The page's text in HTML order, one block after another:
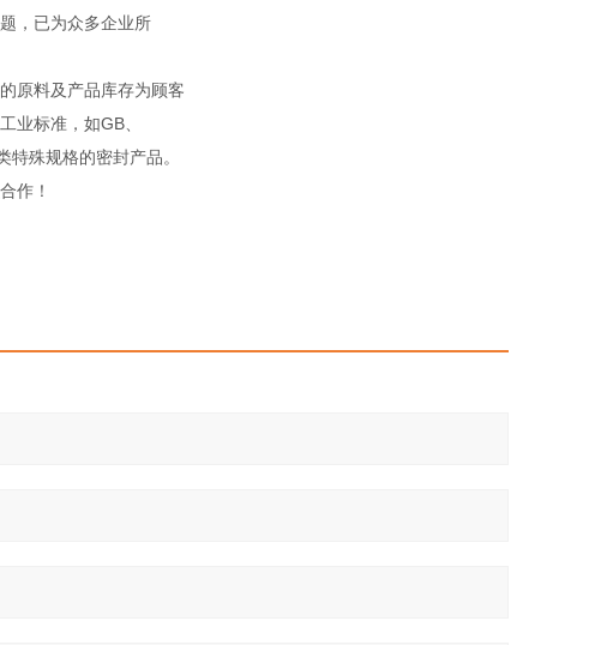
，已为众多企业所
原料及产品库存为顾客
业标准，如GB、
殊规格的密封产品。
作！